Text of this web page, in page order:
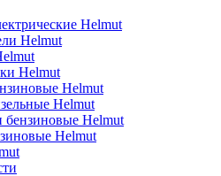
Helmut
Helmut
Helmut
Helmut
Helmut
бензиновые Helmut
Helmut